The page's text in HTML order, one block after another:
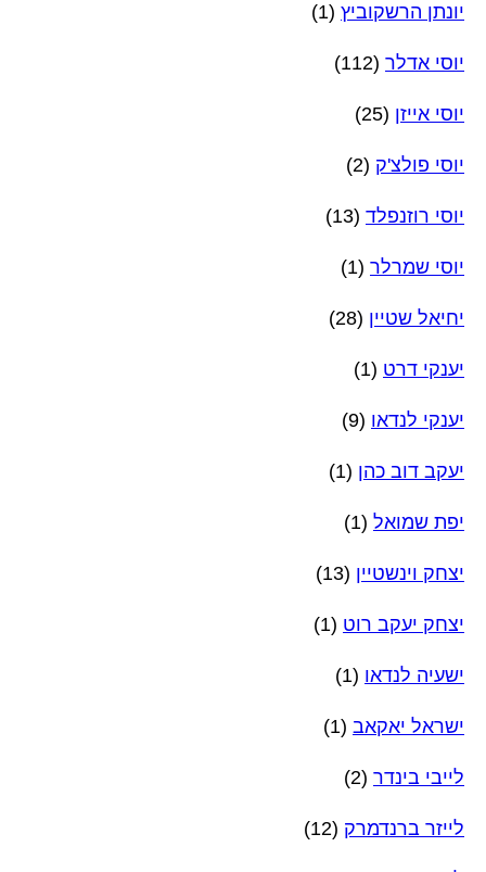
יונתן הרשקוביץ (1)
יוסי אדלר (112)
יוסי אייזן (25)
יוסי פולצ'ק (2)
יוסי רוזנפלד (13)
יוסי שמרלר (1)
יחיאל שטיין (28)
יענקי דרט (1)
יענקי לנדאו (9)
יעקב דוב כהן (1)
יפת שמואל (1)
יצחק וינשטיין (13)
יצחק יעקב רוט (1)
ישעיה לנדאו (1)
ישראל יאקאב (1)
לייבי בינדר (2)
לייזר ברנדמרק (12)